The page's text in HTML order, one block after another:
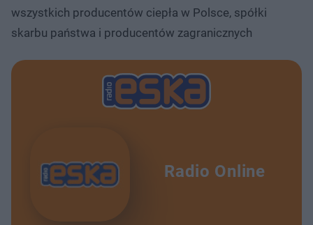
wszystkich producentów ciepła w Polsce, spółki
skarbu państwa i producentów zagranicznych
Radio Online